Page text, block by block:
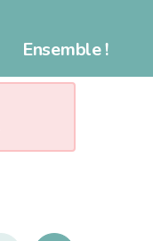
Ensemble !